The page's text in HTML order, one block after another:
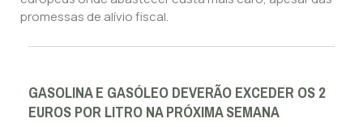
promessas de alívio fiscal.
GASOLINA E GASÓLEO DEVERÃO EXCEDER OS 2
EUROS POR LITRO NA PRÓXIMA SEMANA